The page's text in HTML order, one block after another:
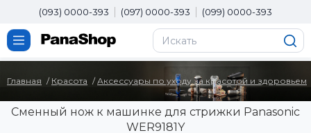
(093) 0000-393 (097) 0000-393 (099) 0000-393
Главная Красота Аксессуары по уходу за красотой и здоровьем
Сменный нож к машинке для стрижки Panasonic
WER9181Y